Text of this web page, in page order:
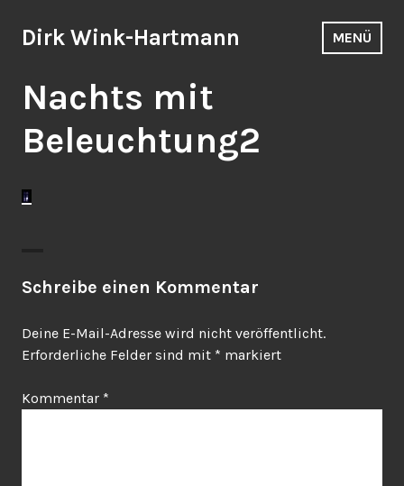
Inhalt
Dirk Wink-Hartmann MENÜ
Nachts mit
Beleuchtung2
Schreibe einen Kommentar
Deine E-Mail-Adresse wird nicht veröffentlicht.
Erforderliche Felder sind mit * markiert
Kommentar *